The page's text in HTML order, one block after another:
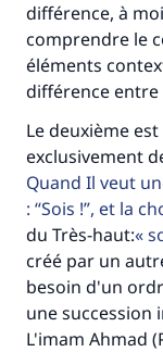
différence, à
comprendre le
éléments
différence entre
Le deuxième
exclusivement
Quand Il veut
: “Sois !”, et la
du Très-haut:
créé par un
besoin d'un
une succession
L'imam Ahmad